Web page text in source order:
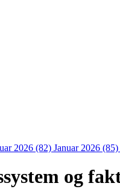
2026 (82) Januar 2026 (85)
og